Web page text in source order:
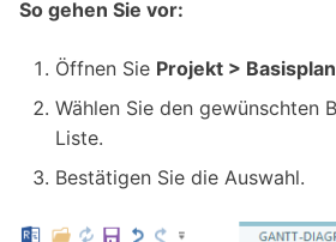
So gehen Sie vor:
Öffnen Sie Projekt >
Wählen Sie den gewünschten
Liste.
Bestätigen Sie die Auswahl.